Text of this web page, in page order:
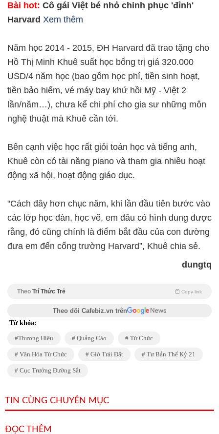
Bài hot: Cô gái Việt bé nhỏ chinh phục 'đỉnh'
Harvard Xem thêm
Năm học 2014 - 2015, ĐH Harvard đã trao tặng cho
Hồ Thị Minh Khuê suất học bổng trị giá 320.000
USD/4 năm học (bao gồm học phí, tiền sinh hoạt,
tiền bảo hiểm, vé máy bay khứ hồi Mỹ - Việt 2
lần/năm…), chưa kể chi phí cho gia sư những môn
nghệ thuật mà Khuê cần tới.
Bên cạnh việc học rất giỏi toán học và tiếng anh,
Khuê còn có tài năng piano và tham gia nhiều hoạt
động xã hội, hoạt động giáo dục.
"Cách đây hơn chục năm, khi lần đầu tiên bước vào
các lớp học đàn, học vẽ, em đâu có hình dung được
rằng, đó cũng chính là điểm bắt đầu của con đường
đưa em đến cổng trường Harvard”, Khuê chia sẻ.
dungtq
Theo Trí Thức Trẻ Copy link
Theo dõi Cafebiz.vn trên
Từ khóa:
Thương Hiệu Quảng Cáo Từ Chức
Văn Hóa Từ Chức Giờ Trái Đất Tư Bản Thế Kỷ 21
Cục Trưởng Đường Sắt
TIN CÙNG CHUYÊN MỤC
ĐỌC THÊM